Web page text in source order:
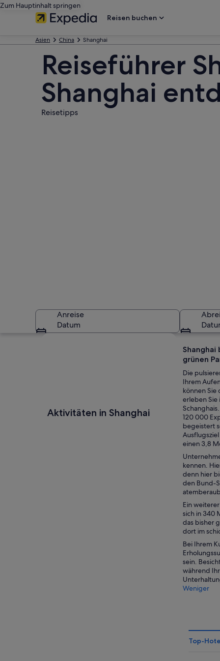
Zum Hauptinhalt springen
Reisen buchen
Asien China Shanghai
Reiseführer
Shanghai
Reisetipps
Ein traditioneller
Anreise
Datum
Aktivitäten in Shanghai
grünen
Die
Ihrem
können Sie
erleben Sie
120 000
begeistert
einen 3,8
kennen.
denn hier
den Bund-
Ein
sich in 340
das bisher
dort im
Bei Ihrem
sein.
während
Weniger
Top-